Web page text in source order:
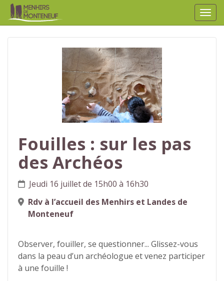
Fouilles : sur les pas
des Archéos
Jeudi 16 juillet de 15h00 à 16h30
Rdv à l’accueil des Menhirs et Landes de
Monteneuf
Observer, fouiller, se questionner... Glissez-vous
dans la peau d’un archéologue et venez participer
à une fouille !